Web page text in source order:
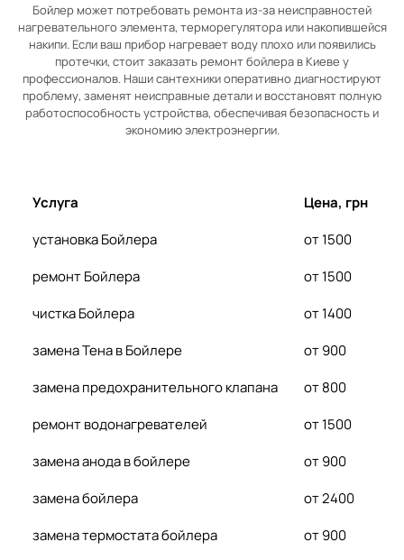
Бойлер может потребовать ремонта из-за неисправностей
нагревательного элемента, терморегулятора или накопившейся
накипи. Если ваш прибор нагревает воду плохо или появились
протечки, стоит заказать ремонт бойлера в Киеве у
профессионалов. Наши сантехники оперативно диагностируют
проблему, заменят неисправные детали и восстановят полную
работоспособность устройства, обеспечивая безопасность и
экономию электроэнергии.
Услуга
Цена, грн
установка Бойлера
от 1500
ремонт Бойлера
от 1500
чистка Бойлера
от 1400
замена Тена в Бойлере
от 900
замена предохранительного клапана
от 800
ремонт водонагревателей
от 1500
замена анода в бойлере
от 900
замена бойлера
от 2400
замена термостата бойлера
от 900